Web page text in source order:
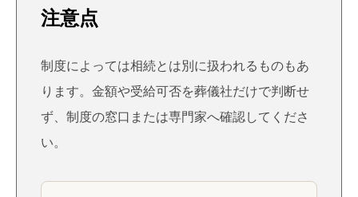
注意点
制度によっては相続とは別に扱われるものもあ
ります。金額や受給可否を葬儀社だけで判断せ
ず、制度の窓口または専門家へ確認してくださ
い。